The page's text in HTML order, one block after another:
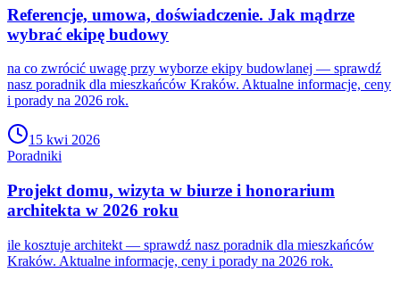
Referencje, umowa, doświadczenie. Jak mądrze
wybrać ekipę budowy
na co zwrócić uwagę przy wyborze ekipy budowlanej — sprawdź
nasz poradnik dla mieszkańców Kraków. Aktualne informacje, ceny
i porady na 2026 rok.
15 kwi 2026
Poradniki
Projekt domu, wizyta w biurze i honorarium
architekta w 2026 roku
ile kosztuje architekt — sprawdź nasz poradnik dla mieszkańców
Kraków. Aktualne informacje, ceny i porady na 2026 rok.